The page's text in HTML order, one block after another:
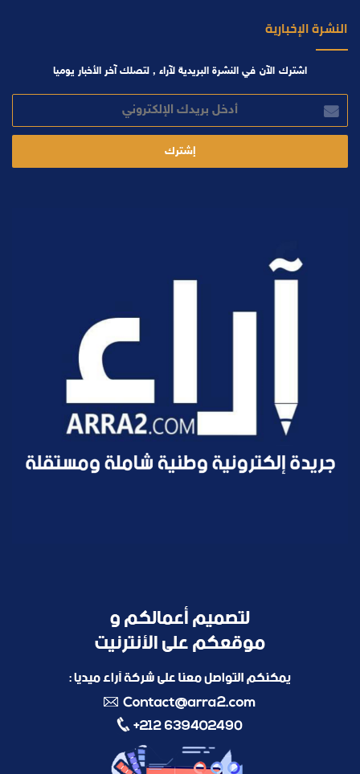
النشرة الإخبارية
اشترك الآن في النشرة البريدية لآراء , لتصلك آخر الأخبار يوميا
بريدك
الإلكتروني